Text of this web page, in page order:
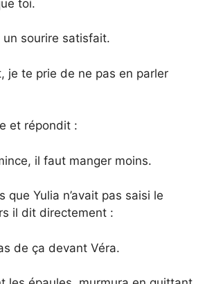
toi.
un sourire satisfait.
je te prie de ne pas en parler
et répondit :
il faut manger moins.
que Yulia n’avait pas saisi le
il dit directement :
de ça devant Véra.